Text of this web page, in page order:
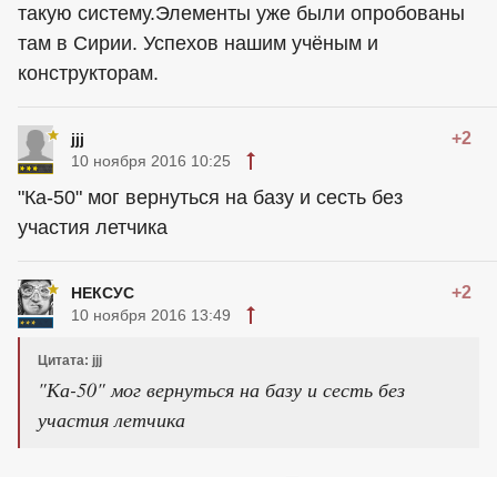
такую систему.Элементы уже были опробованы
там в Сирии. Успехов нашим учёным и
конструкторам.
jjj +2
10 ноября 2016 10:25
"Ка-50" мог вернуться на базу и сесть без
участия летчика
НЕКСУС +2
10 ноября 2016 13:49
Цитата: jjj
"Ка-50" мог вернуться на базу и сесть без
участия летчика